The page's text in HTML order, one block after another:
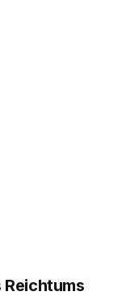
Reichtums